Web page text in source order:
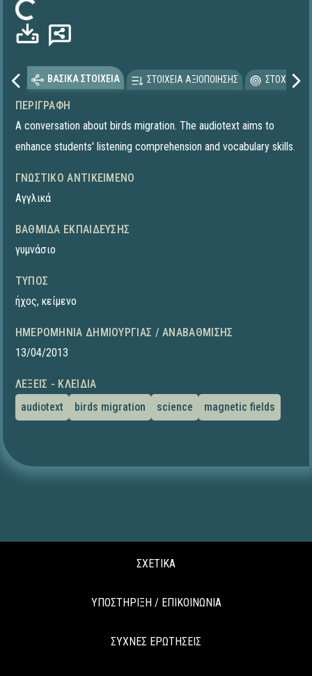
Φόρτωση...
ΒΑΣΙΚΑ ΣΤΟΙΧΕΙΑ ΣΤΟΙΧΕΙΑ ΑΞΙΟΠΟΙΗΣΗΣ
ΠΕΡΙΓΡΑΦΉ
A conversation about birds migration. The audiotext aims to
enhance students' listening comprehension and vocabulary skills.
ΓΝΩΣΤΙΚΌ ΑΝΤΙΚΕΊΜΕΝΟ
Αγγλικά
ΒΑΘΜΊΔΑ ΕΚΠΑΊΔΕΥΣΗΣ
γυμνάσιο
ΤΎΠΟΣ
ήχος, κείμενο
ΗΜΕΡΟΜΗΝΊΑ ΔΗΜΙΟΥΡΓΊΑΣ / ΑΝΑΒΆΘΜΙΣΗΣ
13/04/2013
ΛΈΞΕΙΣ - ΚΛΕΙΔΙΆ
audiotext
birds migration science magnetic fields
ΣΧΕΤΙΚΑ
ΥΠΟΣΤΗΡΙΞΗ / ΕΠΙΚΟΙΝΩΝΙΑ
ΣΥΧΝΕΣ ΕΡΩΤΗΣΕΙΣ